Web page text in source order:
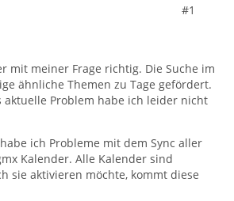
#1
mit meiner Frage richtig. Die Suche im
ähnliche Themen zu Tage gefördert.
aktuelle Problem habe ich leider nicht
ich Probleme mit dem Sync aller
Kalender. Alle Kalender sind
sie aktivieren möchte, kommt diese